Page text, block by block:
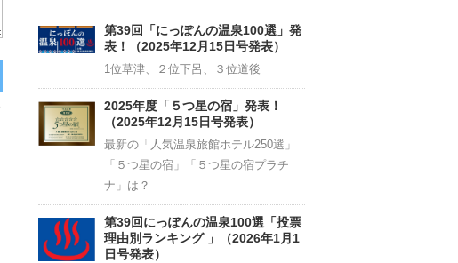
Channel
第39回「にっぽんの温泉100選」発
表！（2025年12月15日号発表）
1位草津、２位下呂、３位道後
2025年度「５つ星の宿」発表！
（2025年12月15日号発表）
最新の「人気温泉旅館ホテル250選」
「５つ星の宿」「５つ星の宿プラチ
ナ」は？
第39回にっぽんの温泉100選「投票
理由別ランキング 」（2026年1月1
日号発表）